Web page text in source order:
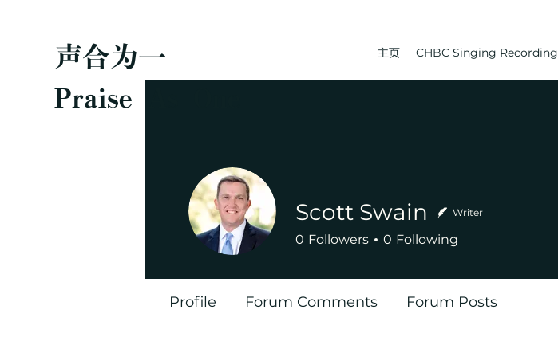
声合为一
Praise As One
主页 CHBC Singing Recording
Scott Swain Writer
0 Followers 0 Following
Profile Forum Comments Forum Posts